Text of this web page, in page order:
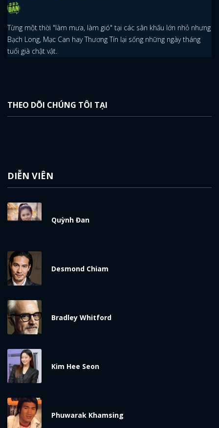
Từng một thời "làm mưa, làm gió" tại các sân khấu lớn nhỏ nhưng
Bạch Long, Mạc Can hay Thương Tín lại sống những ngày tháng
tuổi già chật vật.
THEO DÕI CHÚNG TÔI TẠI
DIỄN VIÊN
Quỳnh Đan
Desmond Chiam
Bradley Whitford
Kim Hee Seon
Phuwarak Khamsing